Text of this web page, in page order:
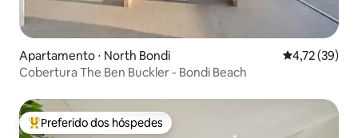
Apartamento ⋅ North Bondi 4,72 de uma
4,72 (39)
Cobertura The Ben Buckler - Bondi Beach
Entre os melhores preferidos dos hóspedes
Preferido dos hóspedes